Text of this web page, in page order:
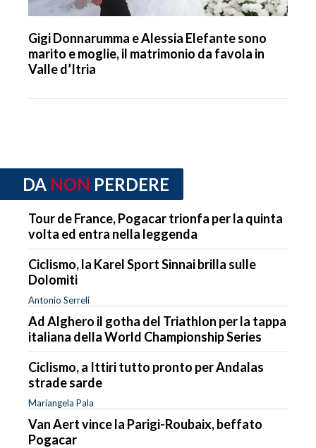
Gigi Donnarumma e Alessia Elefante sono
marito e moglie, il matrimonio da favola in
Valle d’Itria
DA NON PERDERE
Tour de France, Pogacar trionfa per la quinta
volta ed entra nella leggenda
Ciclismo, la Karel Sport Sinnai brilla sulle
Dolomiti
Antonio Serreli
Ad Alghero il gotha del Triathlon per la tappa
italiana della World Championship Series
Ciclismo, a Ittiri tutto pronto per Andalas
strade sarde
Mariangela Pala
Van Aert vince la Parigi-Roubaix, beffato
Pogacar